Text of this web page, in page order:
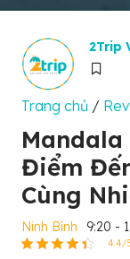
2Trip
Trang chủ /
Điểm
Cùng
Ninh Bình 9:20 -
4.4/